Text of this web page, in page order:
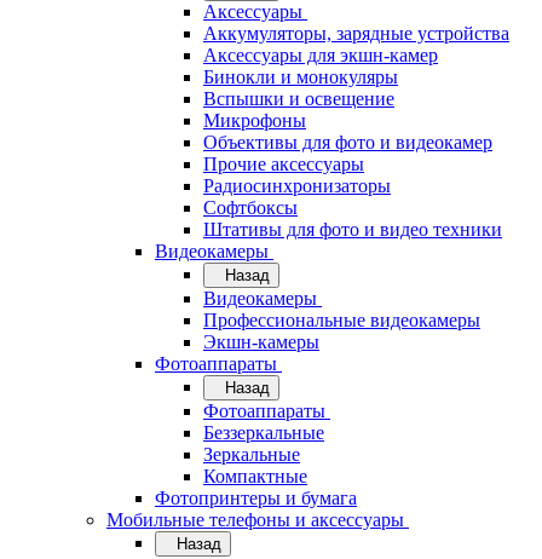
Аксессуары
Аккумуляторы, зарядные устройства
Аксессуары для экшн-камер
Бинокли и монокуляры
Вспышки и освещение
Микрофоны
Объективы для фото и видеокамер
Прочие аксессуары
Радиосинхронизаторы
Софтбоксы
Штативы для фото и видео техники
Видеокамеры
Назад
Видеокамеры
Профессиональные видеокамеры
Экшн-камеры
Фотоаппараты
Назад
Фотоаппараты
Беззеркальные
Зеркальные
Компактные
Фотопринтеры и бумага
Мобильные телефоны и аксессуары
Назад